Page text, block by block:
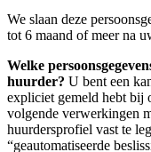
We slaan deze
tot 6 maand of meer na
Welke
huurder? U bent een
expliciet gemeld hebt bij
volgende verwerkingen
huurdersprofiel vast te
“geautomatiseerde